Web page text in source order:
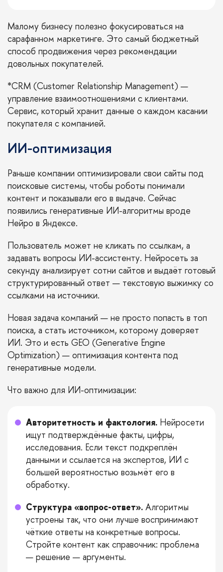
Малому бизнесу полезно фокусироваться на
сарафанном маркетинге. Это самый бюджетный
способ продвижения через рекомендации
довольных покупателей.
*CRM (Customer Relationship Management) —
управление взаимоотношениями с клиентами.
Сервис, который хранит данные о каждом касании
покупателя с компанией.
ИИ-оптимизация
Раньше компании оптимизировали свои сайты под
поисковые системы, чтобы роботы понимали
контент и показывали его в выдаче. Сейчас
появились генеративные ИИ-алгоритмы вроде
Нейро в Яндексе.
Пользователь может не кликать по ссылкам, а
задавать вопросы ИИ-ассистенту. Нейросеть за
секунду анализирует сотни сайтов и выдаёт готовый
структурированный ответ — текстовую выжимку со
ссылками на источники.
Новая задача компаний — не просто попасть в топ
поиска, а стать источником, которому доверяет
ИИ. Это и есть GEO (Generative Engine
Optimization) — оптимизация контента под
генеративные модели.
Что важно для ИИ-оптимизации:
Авторитетность и фактология. Нейросети
ищут подтверждённые факты, цифры,
исследования. Если текст подкреплён
данными и ссылается на экспертов, ИИ с
большей вероятностью возьмёт его в
обработку.
Структура «вопрос-ответ». Алгоритмы
устроены так, что они лучше воспринимают
чёткие ответы на конкретные вопросы.
Стройте контент как справочник: проблема
— решение — аргументы.